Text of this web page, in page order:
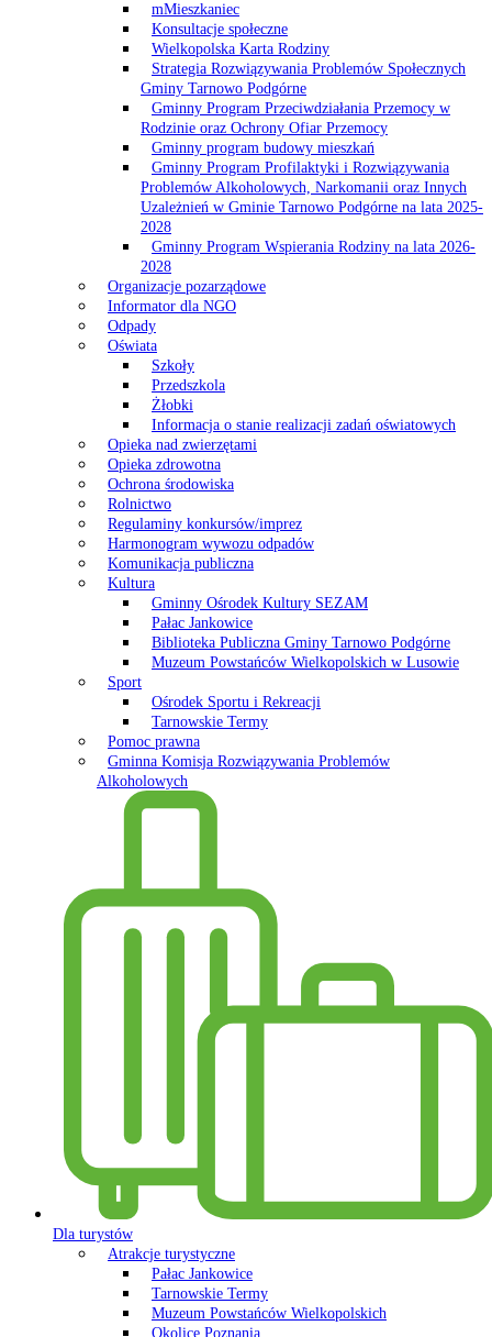
mMieszkaniec
Konsultacje społeczne
Wielkopolska Karta Rodziny
Strategia Rozwiązywania Problemów Społecznych
Gminy Tarnowo Podgórne
Gminny Program Przeciwdziałania Przemocy w
Rodzinie oraz Ochrony Ofiar Przemocy
Gminny program budowy mieszkań
Gminny Program Profilaktyki i Rozwiązywania
Problemów Alkoholowych, Narkomanii oraz Innych
Uzależnień w Gminie Tarnowo Podgórne na lata 2025-
2028
Gminny Program Wspierania Rodziny na lata 2026-
2028
Organizacje pozarządowe
Informator dla NGO
Odpady
Oświata
Szkoły
Przedszkola
Żłobki
Informacja o stanie realizacji zadań oświatowych
Opieka nad zwierzętami
Opieka zdrowotna
Ochrona środowiska
Rolnictwo
Regulaminy konkursów/imprez
Harmonogram wywozu odpadów
Komunikacja publiczna
Kultura
Gminny Ośrodek Kultury SEZAM
Pałac Jankowice
Biblioteka Publiczna Gminy Tarnowo Podgórne
Muzeum Powstańców Wielkopolskich w Lusowie
Sport
Ośrodek Sportu i Rekreacji
Tarnowskie Termy
Pomoc prawna
Gminna Komisja Rozwiązywania Problemów
Alkoholowych
Dla turystów
Atrakcje turystyczne
Pałac Jankowice
Tarnowskie Termy
Muzeum Powstańców Wielkopolskich
Okolice Poznania